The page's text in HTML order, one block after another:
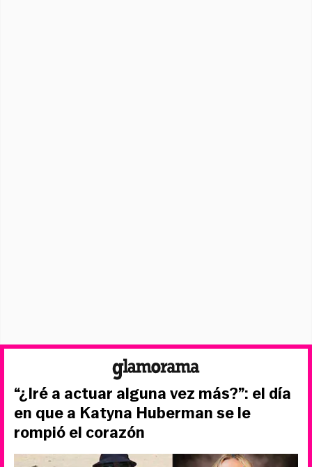
“¿Iré a actuar alguna vez más?”: el día
en que a Katyna Huberman se le
rompió el corazón